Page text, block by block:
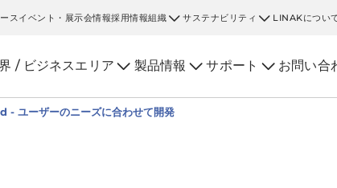
ス イベント・展示会情報採用情報組織 サステナビリティ LINAKについ
/ ビジネスエリア 製品情報 サポート お問い合
ーザーのニーズに合わせて開発